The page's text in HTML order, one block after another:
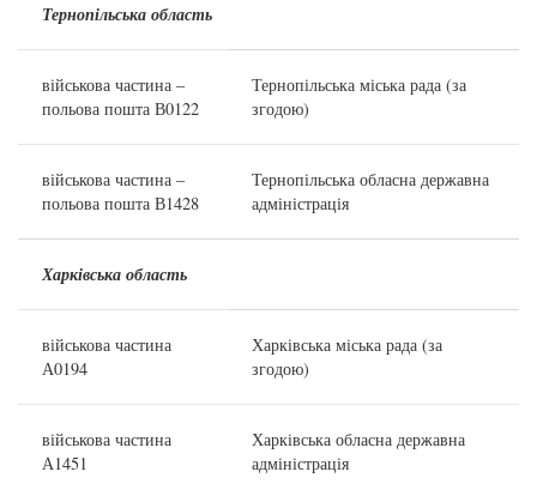
Тернопільська область
військова частина –
польова пошта В0122
Тернопільська міська рада (за
згодою)
військова частина –
польова пошта В1428
Тернопільська обласна державна
адміністрація
Харківська область
військова частина
А0194
Харківська міська рада (за
згодою)
військова частина
А1451
Харківська обласна державна
адміністрація